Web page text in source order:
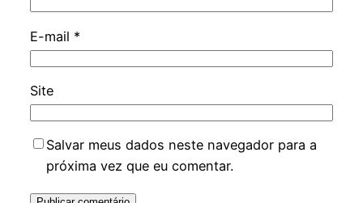
E-mail *
Site
Salvar meus dados neste navegador para a
próxima vez que eu comentar.